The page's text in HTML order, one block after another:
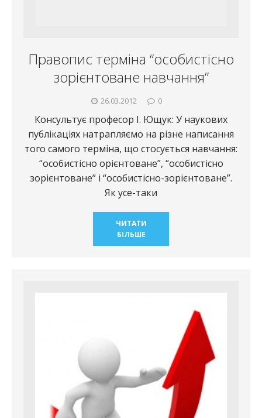
Правопис терміна “особистісно
зорієнтоване навчання”
26.03.2012 0
Консультує професор І. Ющук: У наукових
публікаціях натрапляємо на різне написання
того самого терміна, що стосується навчання:
“особистісно орієнтоване”, “особистісно
зорієнтоване” і “особистісно-зорієнтоване”.
Як усе-таки
ЧИТАТИ
БІЛЬШЕ